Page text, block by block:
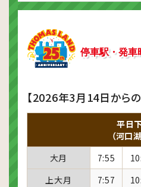
停車駅・発車
【2026年3月14日から
平日
（河口
大月
7:55
上大月
7:57